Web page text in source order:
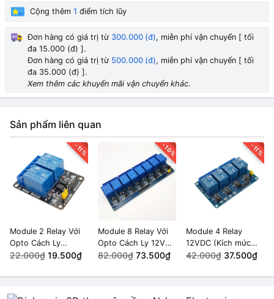
Cộng thêm 1 điểm tích lũy
Đơn hàng có giá trị từ 300.000 (đ), miễn phí vận chuyển [ tối
đa 15.000 (đ) ].
Đơn hàng có giá trị từ 500.000 (đ), miễn phí vận chuyển [ tối
đa 35.000 (đ) ].
Xem thêm các khuyến mãi vận chuyển khác.
Sản phẩm liên quan
-11%
Module 2 Relay Với
Opto Cách Ly
(5VDC)
22.000₫ 19.500₫
-10%
Module 8 Relay Với
Opto Cách Ly 12VDC
10A
82.000₫ 73.500₫
-11%
Module 4 Relay
12VDC (Kích mức
thấp)
42.000₫ 37.500₫